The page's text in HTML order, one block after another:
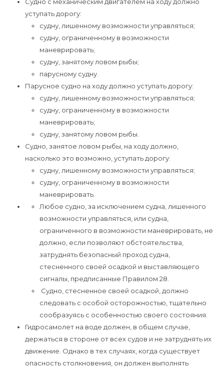
Судно с механическим двигателем на ходу должно
уступать дорогу:
судну, лишенному возможности управляться;
судну, ограниченному в возможности
маневрировать;
судну, занятому ловом рыбы;
парусному судну.
Парусное судно на ходу должно уступать дорогу:
судну, лишенному возможности управляться;
судну, ограниченному в возможности
маневрировать;
судну, занятому ловом рыбы.
Судно, занятое ловом рыбы, на ходу должно,
насколько это возможно, уступать дорогу:
судну, лишенному возможности управляться;
судну, ограниченному в возможности
маневрировать.
Любое судно, за исключением судна, лишенного
возможности управляться, или судна,
ограниченного в возможности маневрировать, не
должно, если позволяют обстоятельства,
затруднять безопасный проход судна,
стесненного своей осадкой и выставляющего
сигналы, предписанные Правилом 28.
Судно, стесненное своей осадкой, должно
следовать с особой осторожностью, тщательно
сообразуясь с особенностью своего состояния.
Гидросамолет на воде должен, в общем случае,
держаться в стороне от всех судов и не затруднять их
движение. Однако в тех случаях, когда существует
опасность столкновения, он должен выполнять